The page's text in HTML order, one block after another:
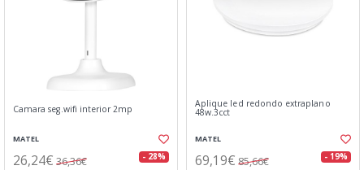
Camara seg.wifi interior 2mp
MATEL
26,24€ 36,36€ - 28%
Aplique led redondo extraplano
48w.3cct
MATEL
69,19€ 85,66€ - 19%